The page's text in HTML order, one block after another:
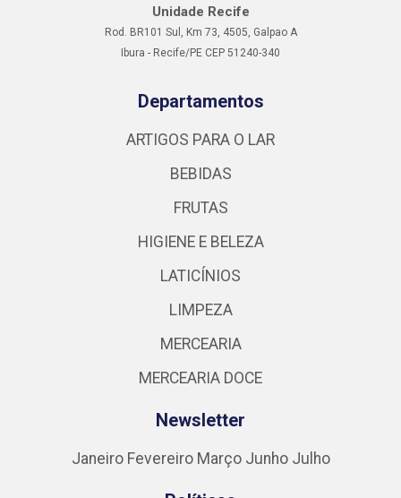
Unidade Recife
Rod. BR101 Sul, Km 73, 4505, Galpao A
Ibura - Recife/PE CEP 51240-340
Departamentos
ARTIGOS PARA O LAR
BEBIDAS
FRUTAS
HIGIENE E BELEZA
LATICÍNIOS
LIMPEZA
MERCEARIA
MERCEARIA DOCE
Newsletter
Janeiro Fevereiro Março Junho Julho